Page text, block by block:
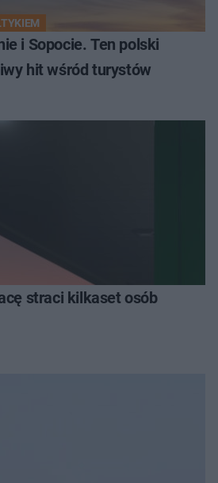
i Sopocie. Ten polski
hit wśród turystów
straci kilkaset osób